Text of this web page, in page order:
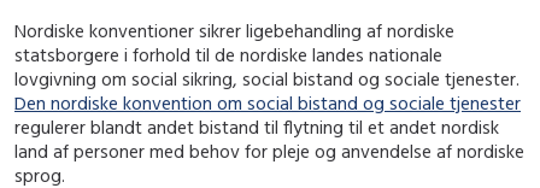
Nordiske konventioner sikrer ligebehandling af nordiske
statsborgere i forhold til de nordiske landes nationale
lovgivning om social sikring, social bistand og sociale tjenester.
Den nordiske konvention om social bistand og sociale tjenester
regulerer blandt andet bistand til flytning til et andet nordisk
land af personer med behov for pleje og anvendelse af nordiske
sprog.